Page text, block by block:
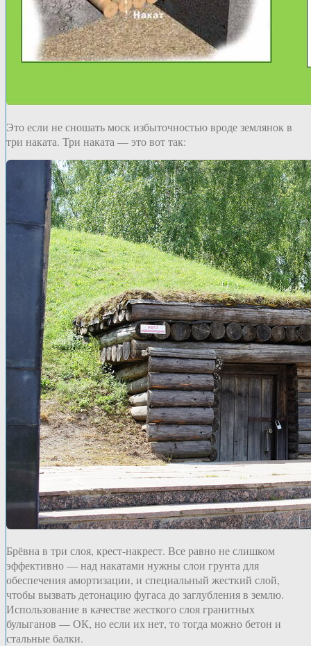
Это если не сношать моск избыточностью вроде землянок в
три наката. Три наката — это вот так:
Брёвна в три слоя, крест-накрест. Все равно не слишком
эффективно — над накатами нужны слои грунта для
обеспечения амортизации, и специальный жесткий слой,
чтобы вызвать детонацию фугаса до заглубления в землю.
Использование в качестве жесткого слоя гранитных
булыганов — ОК, но если их нет, то тогда можно бетон и
стальные балки.